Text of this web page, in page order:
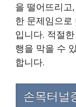
을 떨어뜨리
한 문제임으로
입니다. 적절
행을 막을 수
합니다.
손목터널